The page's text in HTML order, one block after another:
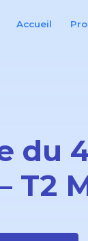
Accueil
du
T2